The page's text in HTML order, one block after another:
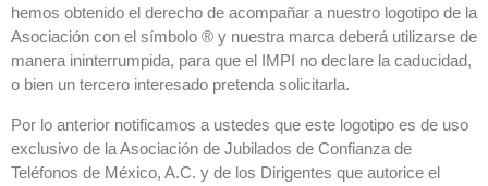
hemos obtenido el derecho de acompañar a nuestro logotipo de la
Asociación con el símbolo ® y nuestra marca deberá utilizarse de
manera ininterrumpida, para que el IMPI no declare la caducidad,
o bien un tercero interesado pretenda solicitarla.
Por lo anterior notificamos a ustedes que este logotipo es de uso
exclusivo de la Asociación de Jubilados de Confianza de
Teléfonos de México, A.C. y de los Dirigentes que autorice el